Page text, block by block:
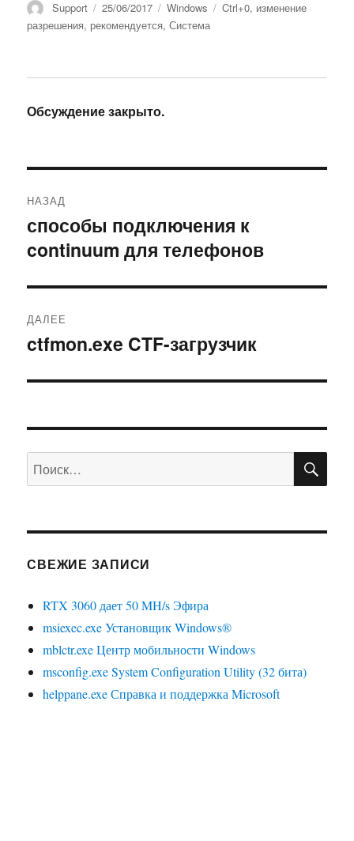
Автор
Support Опубликовано
25/06/2017 Рубрики
Windows Метки
Ctrl+0, изменение
разрешения, рекомендуется,Система
Обсуждение закрыто.
по
записям
НАЗАД
Предыдущая
запись:
способы подключения к
continuum для телефонов
ДАЛЕЕ
Следующая
ctfmon.exe CTF-загрузчик
Искать:
СВЕЖИЕ ЗАПИСИ
RTX 3060 дает 50 MH/s Эфира
msiexec.exe Установщик Windows®
mblctr.exe Центр мобильности Windows
msconfig.exe System Configuration Utility (32 бита)
helppane.exe Справка и поддержка Microsoft